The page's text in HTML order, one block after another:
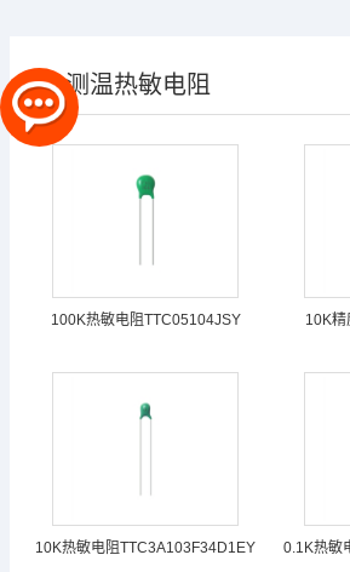
测温热敏电阻
100K热敏电阻TTC05104JSY 10K精
10K热敏电阻TTC3A103F34D1EY 0.1K热敏